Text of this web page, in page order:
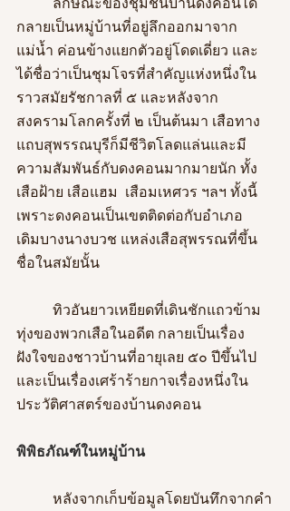
กลายเป็นหมู่บ้านที่อยู่ลึกออกมาจาก
แม่น้ำ ค่อนข้างแยกตัวอยู่โดดเดี่ยว และ
ได้ชื่อว่าเป็นชุมโจรที่สำคัญแห่งหนึ่งใน
ราวสมัยรัชกาลที่ ๕ และหลังจาก
สงครามโลกครั้งที่ ๒ เป็นต้นมา เสือทาง
แถบสุพรรณบุรีก็มีชีวิตโลดแล่นและมี
ความสัมพันธ์กับดงคอนมากมายนัก ทั้ง
เสือฝ้าย เสือแฮม  เสือมเหศวร ฯลฯ ทั้งนี้
เพราะดงคอนเป็นเขตติดต่อกับอำเภอ
เดิมบางนางบวช แหล่งเสือสุพรรณที่ขึ้น
ชื่อในสมัยนั้น
ทุ่งของพวกเสือในอดีต กลายเป็นเรื่อง
ฝังใจของชาวบ้านที่อายุเลย ๕๐ ปีขึ้นไป
และเป็นเรื่องเศร้าร้ายกาจเรื่องหนึ่งใน
ประวัติศาสตร์ของบ้านดงคอน
พิพิธภัณฑ์ในหมู่บ้าน